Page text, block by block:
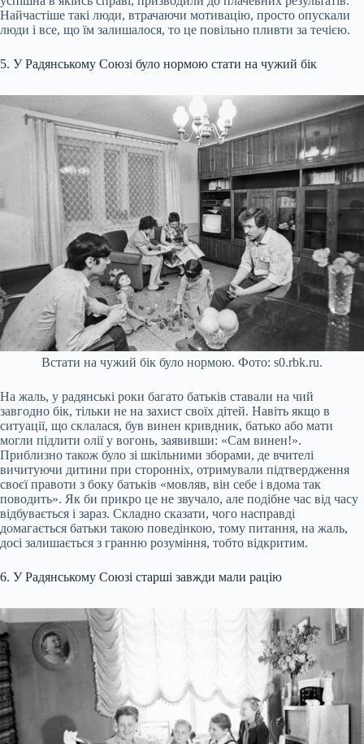
Найчастіше такі люди, втрачаючи мотивацію, просто опускали
люди і все, що їм залишалося, то це повільно пливти за течією.
5. У Радянському Союзі було нормою стати на чужий бік
Встати на чужий бік було нормою. Фото: s0.rbk.ru.
На жаль, у радянські роки багато батьків ставали на чий
завгодно бік, тільки не на захист своїх дітей. Навіть якщо в
ситуації, що склалася, був винен кривдник, батько або мати
могли підлити олії у вогонь, заявивши: «Сам винен!».
Приблизно також було зі шкільними зборами, де вчителі
вичитуючи дитини при сторонніх, отримували підтвердження
своєї правоти з боку батьків «мовляв, він себе і вдома так
поводить». Як би прикро це не звучало, але подібне час від часу
відбувається і зараз. Складно сказати, чого насправді
домагається батьки такою поведінкою, тому питання, на жаль,
досі залишається з гранню розуміння, тобто відкритим.
6. У Радянському Союзі старші завжди мали рацію